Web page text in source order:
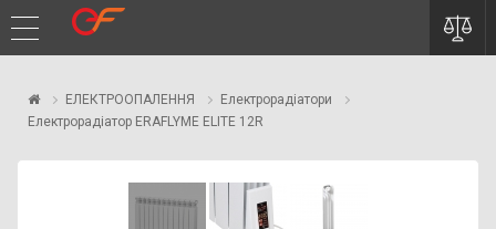
ЕЛЕКТРООПАЛЕННЯ
Електрорадіатори
Електрорадіатор ERAFLYME ELITE 12R